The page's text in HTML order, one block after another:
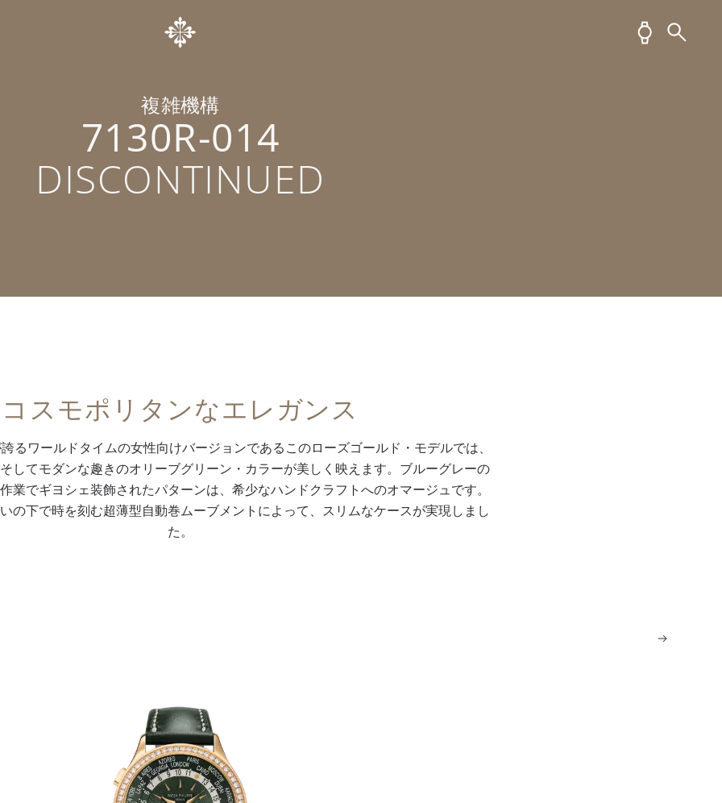
複雑機構
7130R-014
DISCONTINUED
コスモポリタンなエレガンス
るワールドタイムの女性向けバージョンであるこのローズゴールド・モデルでは、
してモダンな趣きのオリーブグリーン・カラーが美しく映えます。ブルーグレーの
業でギヨシェ装飾されたパターンは、希少なハンドクラフトへのオマージュです。
の下で時を刻む超薄型自動巻ムーブメントによって、スリムなケースが実現しまし
た。